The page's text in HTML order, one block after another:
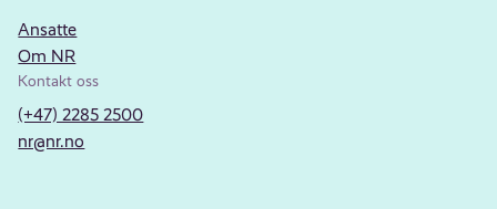
Ansatte
Om NR
Kontakt oss
(+47) 2285 2500
nr@nr.no